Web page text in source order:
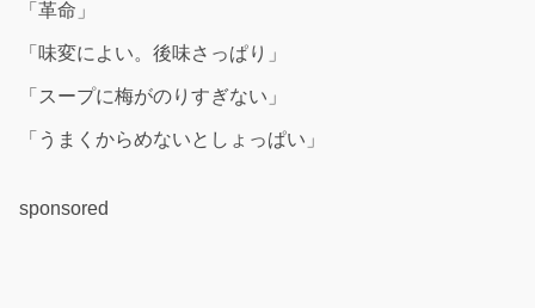
「革命」
「味変によい。後味さっぱり」
「スープに梅がのりすぎない」
「うまくからめないとしょっぱい」
sponsored